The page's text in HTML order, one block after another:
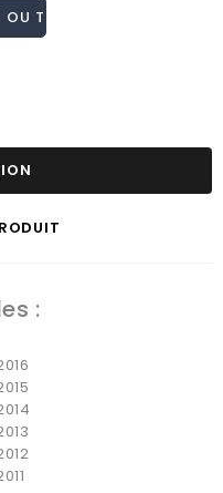
TÉL 02.51.62.16.59
: